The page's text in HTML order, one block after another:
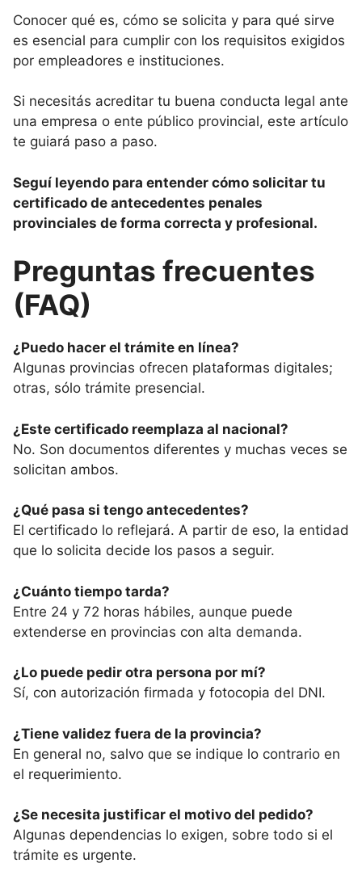
Conocer qué es, cómo se solicita y para qué sirve
es esencial para cumplir con los requisitos exigidos
por empleadores e instituciones.
Si necesitás acreditar tu buena conducta legal ante
una empresa o ente público provincial, este artículo
te guiará paso a paso.
Seguí leyendo para entender cómo solicitar tu
certificado de antecedentes penales
provinciales de forma correcta y profesional.
Preguntas frecuentes
(FAQ)
¿Puedo hacer el trámite en línea?
Algunas provincias ofrecen plataformas digitales;
otras, sólo trámite presencial.
¿Este certificado reemplaza al nacional?
No. Son documentos diferentes y muchas veces se
solicitan ambos.
¿Qué pasa si tengo antecedentes?
El certificado lo reflejará. A partir de eso, la entidad
que lo solicita decide los pasos a seguir.
¿Cuánto tiempo tarda?
Entre 24 y 72 horas hábiles, aunque puede
extenderse en provincias con alta demanda.
¿Lo puede pedir otra persona por mí?
Sí, con autorización firmada y fotocopia del DNI.
¿Tiene validez fuera de la provincia?
En general no, salvo que se indique lo contrario en
el requerimiento.
¿Se necesita justificar el motivo del pedido?
Algunas dependencias lo exigen, sobre todo si el
trámite es urgente.